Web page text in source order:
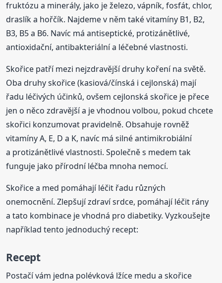
fruktózu a minerály, jako je železo, vápník, fosfát, chlor,
draslík a hořčík. Najdeme v něm také vitamíny B1, B2,
B3, B5 a B6. Navíc má antiseptické, protizánětlivé,
antioxidační, antibakteriální a léčebné vlastnosti.
Skořice patří mezi nejzdravější druhy koření na světě.
Oba druhy skořice (kasiová/čínská i cejlonská) mají
řadu léčivých účinků, ovšem cejlonská skořice je přece
jen o něco zdravější a je vhodnou volbou, pokud chcete
skořici konzumovat pravidelně. Obsahuje rovněž
vitamíny A, E, D a K, navíc má silné antimikrobiální
a protizánětlivé vlastnosti. Společně s medem tak
funguje jako přírodní léčba mnoha nemocí.
Skořice a med pomáhají léčit řadu různých
onemocnění. Zlepšují zdraví srdce, pomáhají léčit rány
a tato kombinace je vhodná pro diabetiky. Vyzkoušejte
například tento jednoduchý recept:
Recept
Postačí vám jedna polévková lžíce medu a skořice